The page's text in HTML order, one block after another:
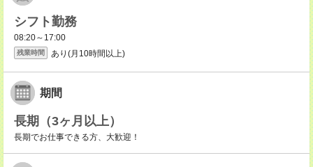
シフト勤務
08:20～17:00
残業時間 あり(月10時間以上)
期間
長期（3ヶ月以上）
長期でお仕事できる方、大歓迎！